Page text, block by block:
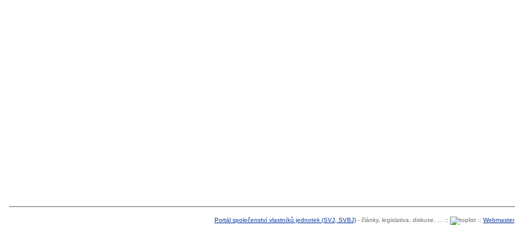
Portál společenství vlastníků jednotek (SVJ, SVBJ) - články, legislativa, diskuse, ... :: :: Webmaster